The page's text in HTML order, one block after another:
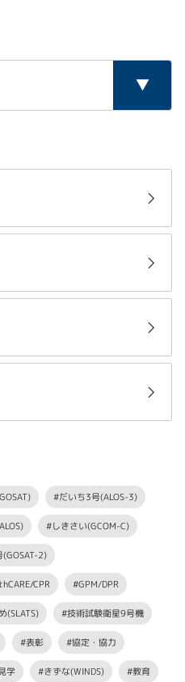
#だいち3号(ALOS-3)
#しきさい(GCOM-C)
2)
CPR #GPM/DPR
(SLATS) #技術試験衛星9号機
#表彰 #協定・協力
学 #きずな(WINDS) #教育